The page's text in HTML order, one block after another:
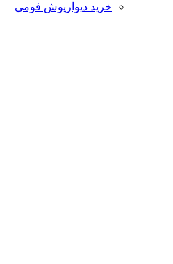
خرید دیوارپوش فومی